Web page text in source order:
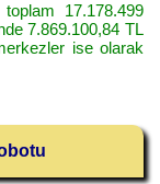
17.178.499
7.869.100,84 TL
ise olarak